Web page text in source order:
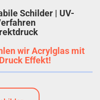
Schilder | UV-
wir Acrylglas mit
Effekt!